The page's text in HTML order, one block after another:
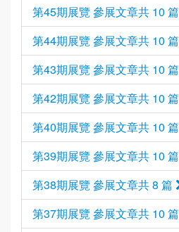
第45期展覽 參展文章共 10 篇
第44期展覽 參展文章共 10 篇
第43期展覽 參展文章共 10 篇
第42期展覽 參展文章共 10 篇
第40期展覽 參展文章共 10 篇
第39期展覽 參展文章共 10 篇
第38期展覽 參展文章共 8 篇
第37期展覽 參展文章共 10 篇